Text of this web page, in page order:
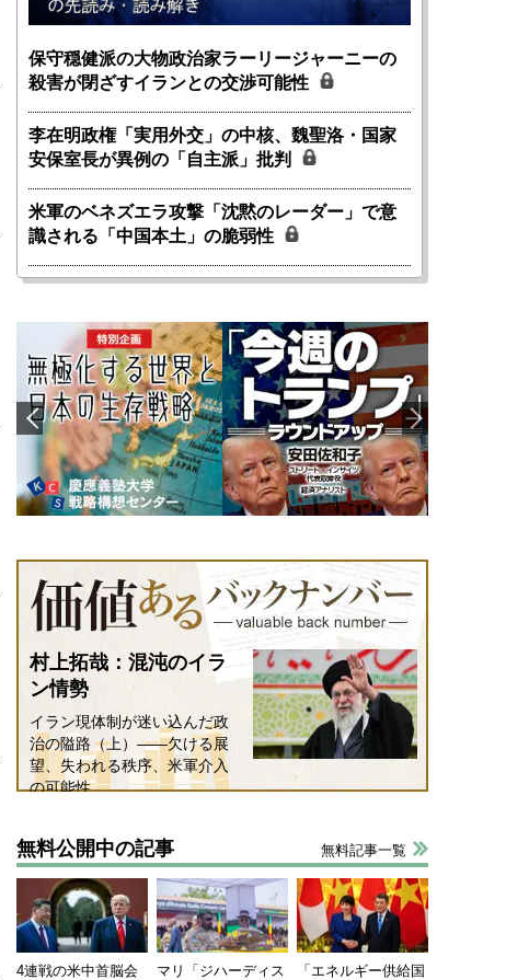
保守穏健派の大物政治家ラーリージャーニーの
殺害が閉ざすイランとの交渉可能性
李在明政権「実用外交」の中核、魏聖洛・国家
安保室長が異例の「自主派」批判
米軍のベネズエラ攻撃「沈黙のレーダー」で意
識される「中国本土」の脆弱性
村上拓哉：混沌のイラ
ン情勢
イラン現体制が迷い込んだ政
治の隘路（上）――欠ける展
望、失われる秩序、米軍介入
の可能性
無料公開中の記事 無料記事一覧
4連戦の米中首脳会
マリ「ジハーディス
「エネルギー供給国